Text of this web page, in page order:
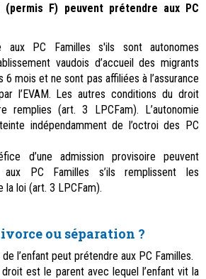
(permis F) peuvent prétendre aux PC
aux PC Familles s'ils sont autonomes
vaudois d’accueil des migrants
6 mois et ne sont pas affiliées à l’assurance
l’EVAM. Les autres conditions du droit
remplies (art. 3 LPCFam). L’autonomie
indépendamment de l’octroi des PC
d’une admission provisoire peuvent
aux PC Familles s’ils remplissent les
la loi (art. 3 LPCFam).
ou séparation ?
l’enfant peut prétendre aux PC Familles.
droit est le parent avec lequel l’enfant vit la